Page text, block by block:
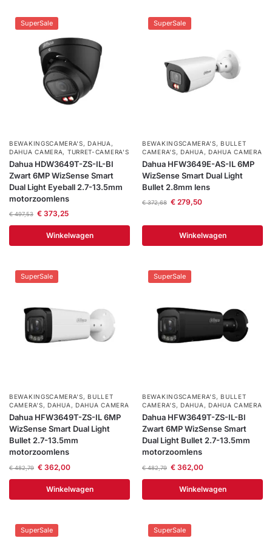
SuperSale
BEWAKINGSCAMERA'S,DAHUA ,
DAHUA CAMERA, TURRET-CAMERA'S
Dahua HDW3649T-ZS-IL-BI
Zwart 6MP WizSense Smart
Dual Light Eyeball 2.7-13.5mm
motorzoomlens
€497,53 €373,25
Winkelwagen
SuperSale
BEWAKINGSCAMERA'S,BULLET
CAMERA’S,DAHUA , DAHUA CAMERA
Dahua HFW3649E-AS-IL 6MP
WizSense Smart Dual Light
Bullet 2.8mm lens
€372,68 €279,50
Winkelwagen
SuperSale
BEWAKINGSCAMERA'S, BULLET
CAMERA’S, DAHUA , DAHUA CAMERA
Dahua HFW3649T-ZS-IL 6MP
WizSense Smart Dual Light
Bullet 2.7-13.5mm
motorzoomlens
€482,79 €362,00
Winkelwagen
SuperSale
BEWAKINGSCAMERA'S, BULLET
CAMERA’S, DAHUA , DAHUA CAMERA
Dahua HFW3649T-ZS-IL-Bl
Zwart 6MP WizSense Smart
Dual Light Bullet 2.7-13.5mm
motorzoomlens
€482,79 €362,00
Winkelwagen
SuperSale SuperSale